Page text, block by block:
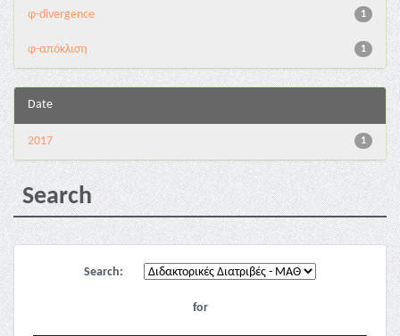
1
φ-divergence
1
φ-απόκλιση
Date
1
2017
Search
Search:
for